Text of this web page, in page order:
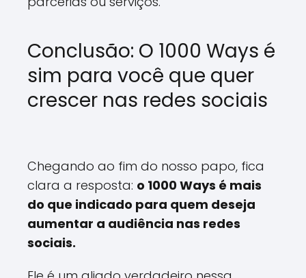
Conclusão: O 1000 Ways é
sim para você que quer
crescer nas redes sociais
Chegando ao fim do nosso papo, fica
clara a resposta: o 1000 Ways é mais
do que indicado para quem deseja
aumentar a audiência nas redes
sociais.